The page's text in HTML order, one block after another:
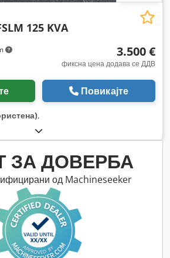
125 KVA
3.500 €
фиксна цена додава се ДДВ
Повикајте
,
ЗА ДОВЕРБА
од Machineseeker